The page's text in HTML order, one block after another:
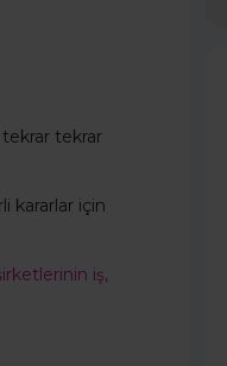
tekrar
kararlar için
iş,